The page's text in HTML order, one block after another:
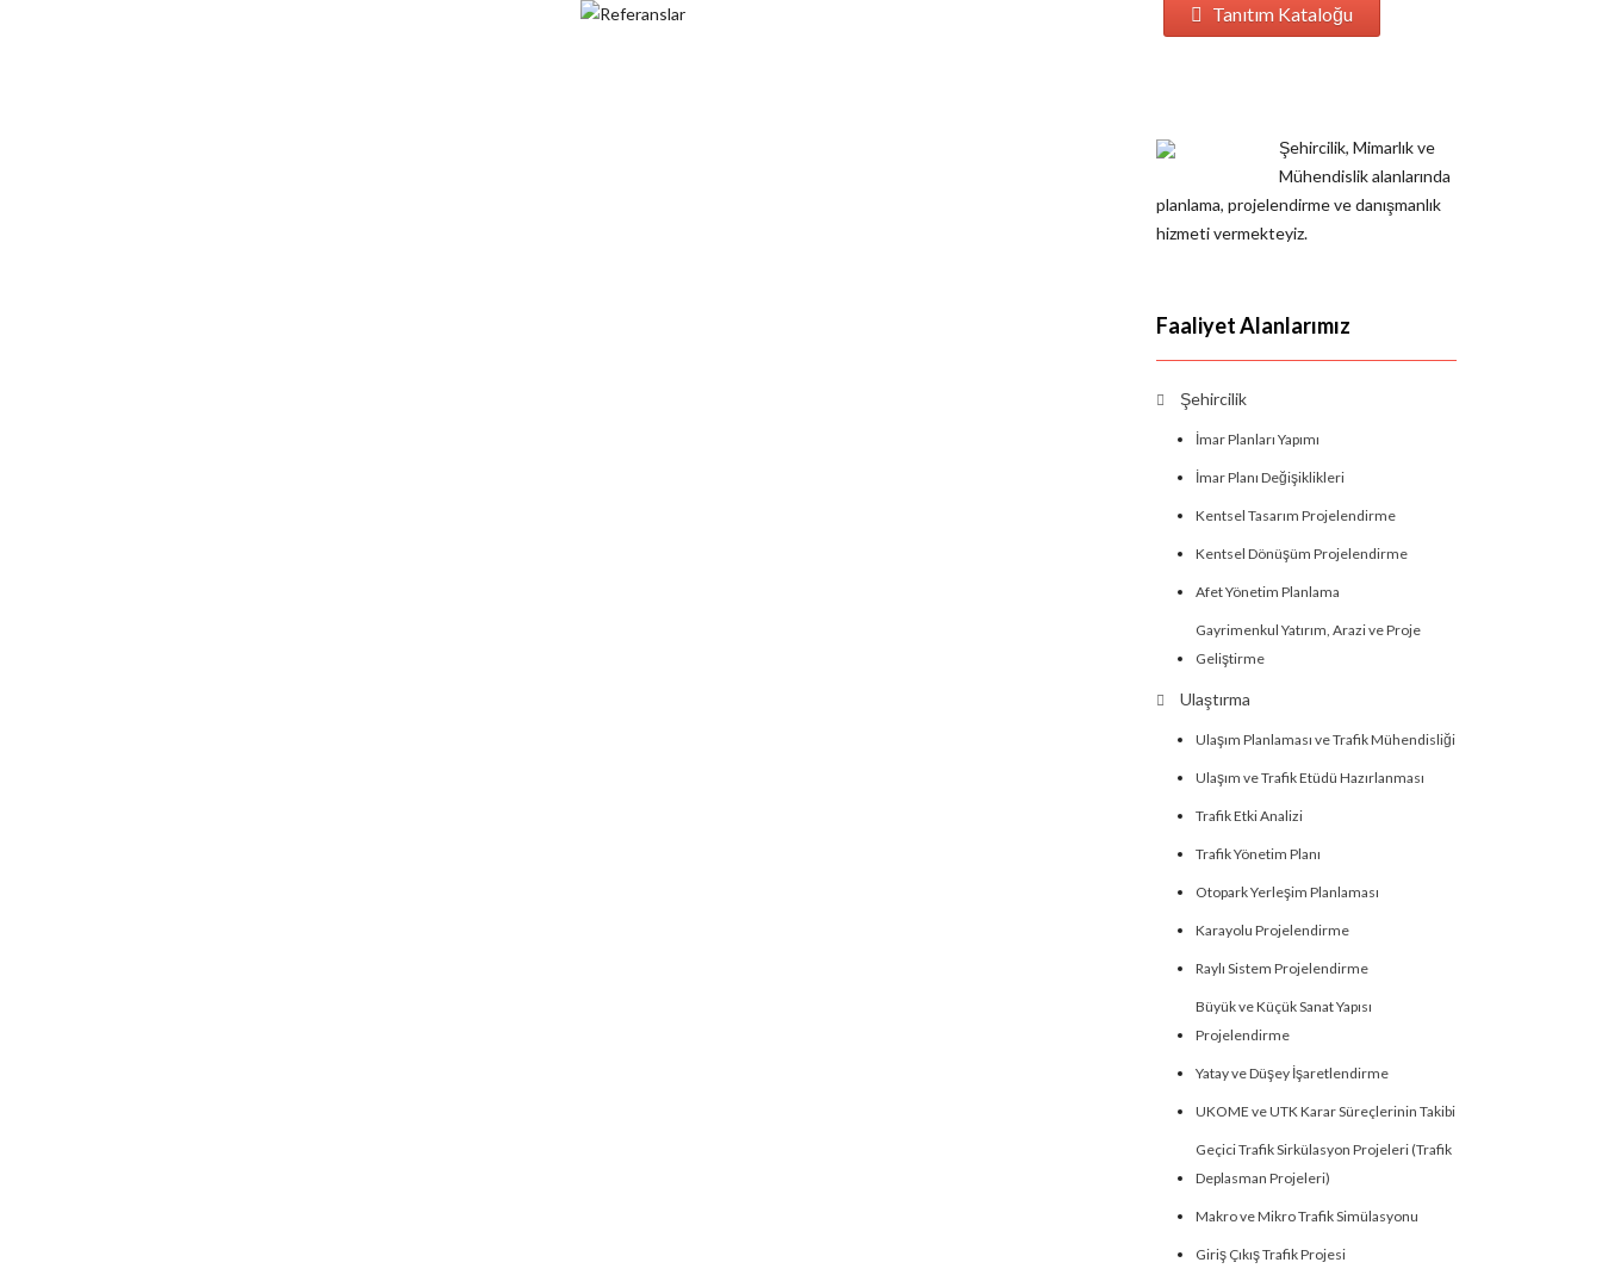
Tanıtım Kataloğu
Şehircilik, Mimarlık ve
Mühendislik alanlarında
planlama, projelendirme ve danışmanlık
hizmeti vermekteyiz.
Faaliyet Alanlarımız
Şehircilik
İmar Planları Yapımı
İmar Planı Değişiklikleri
Kentsel Tasarım Projelendirme
Kentsel Dönüşüm Projelendirme
Afet Yönetim Planlama
Gayrimenkul Yatırım, Arazi ve Proje
Geliştirme
Ulaştırma
Ulaşım Planlaması ve Trafik Mühendisliği
Ulaşım ve Trafik Etüdü Hazırlanması
Trafik Etki Analizi
Trafik Yönetim Planı
Otopark Yerleşim Planlaması
Karayolu Projelendirme
Raylı Sistem Projelendirme
Büyük ve Küçük Sanat Yapısı
Projelendirme
Yatay ve Düşey İşaretlendirme
UKOME ve UTK Karar Süreçlerinin Takibi
Geçici Trafik Sirkülasyon Projeleri (Trafik
Deplasman Projeleri)
Makro ve Mikro Trafik Simülasyonu
Giriş Çıkış Trafik Projesi